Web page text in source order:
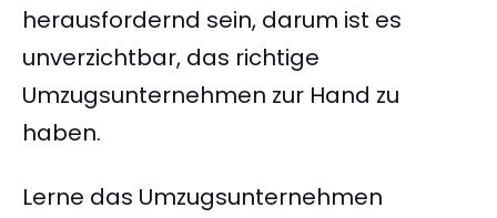
herausfordernd sein, darum ist es
unverzichtbar, das richtige
Umzugsunternehmen zur Hand zu
haben.
Lerne das Umzugsunternehmen